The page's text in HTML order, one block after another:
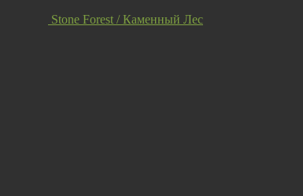
Stone Forest / Каменный Лес